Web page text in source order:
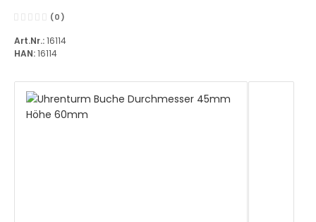
(0)
Art.Nr.:16114
HAN:16114